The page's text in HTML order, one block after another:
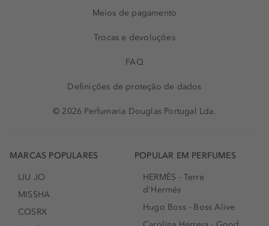
Meios de pagamento
Trocas e devoluções
FAQ
Definições de proteção de dados
© 2026 Perfumaria Douglas Portugal Lda.
MARCAS POPULARES
LIU JO
MISSHA
COSRX
POPULAR EM PERFUMES
HERMÈS - Terre
d'Hermés
Hugo Boss - Boss Alive